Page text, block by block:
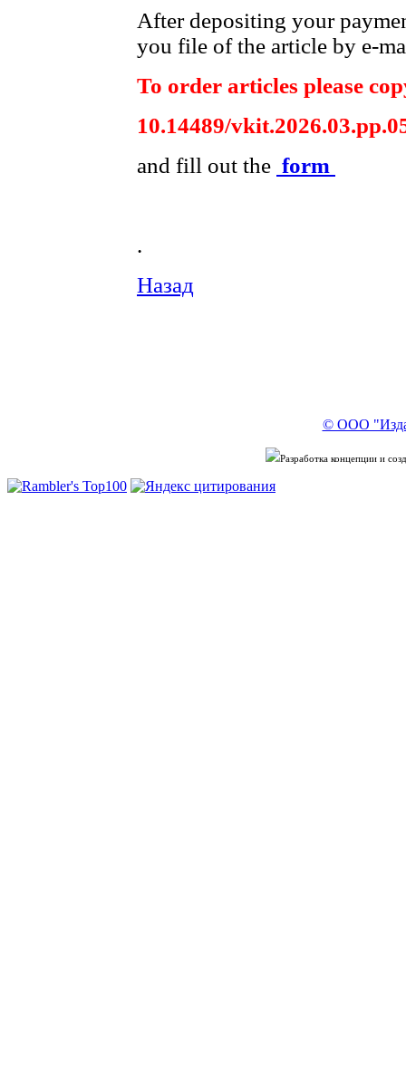
After depositing your
you file of the article by e-
To order articles please
10.14489/
and fill out the form
.
Назад
© ООО
Разработка концепции и